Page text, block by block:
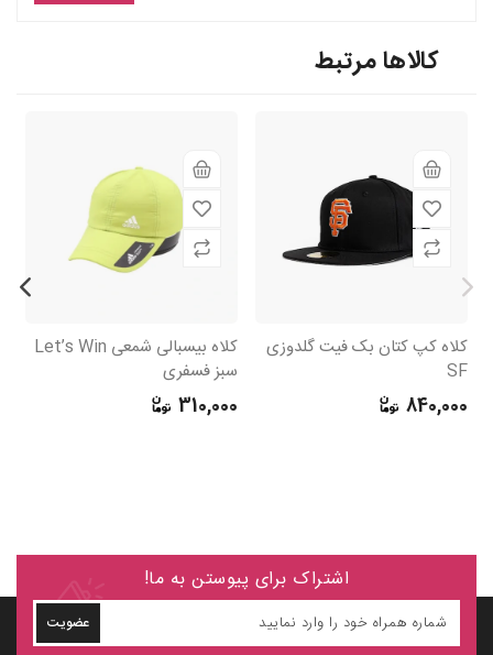
کالاها مرتبط
کلاه کپ کتان بک فیت گلدوزی
SF
840,000
کلاه بیسبالی شمعی Let’s Win
سبز فسفری
310,000
اشتراک برای پیوستن به ما!
عضویت